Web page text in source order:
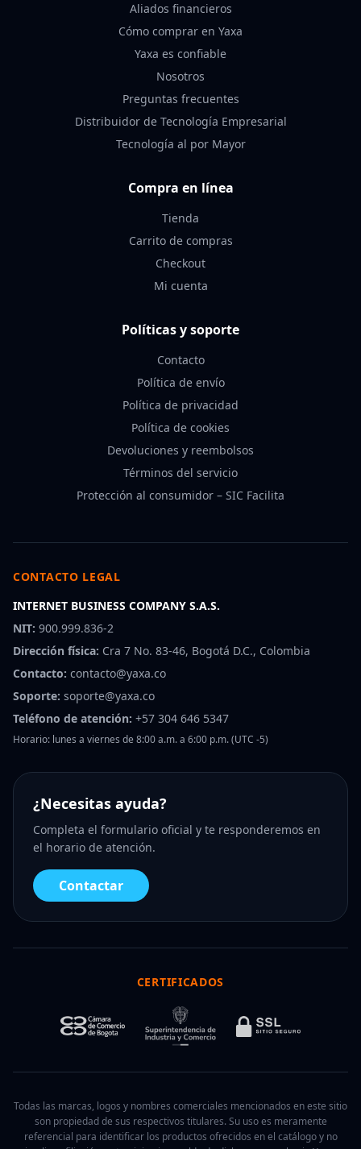
Aliados financieros
Cómo comprar en Yaxa
Yaxa es confiable
Nosotros
Preguntas frecuentes
Distribuidor de Tecnología Empresarial
Tecnología al por Mayor
Compra en línea
Tienda
Carrito de compras
Checkout
Mi cuenta
Políticas y soporte
Contacto
Política de envío
Política de privacidad
Política de cookies
Devoluciones y reembolsos
Términos del servicio
Protección al consumidor – SIC Facilita
CONTACTO LEGAL
INTERNET BUSINESS COMPANY S.A.S.
NIT: 900.999.836-2
Dirección física: Cra 7 No. 83-46, Bogotá D.C., Colombia
Contacto: contacto@yaxa.co
Soporte: soporte@yaxa.co
Teléfono de atención: +57 304 646 5347
Horario: lunes a viernes de 8:00 a.m. a 6:00 p.m. (UTC -5)
¿Necesitas ayuda?
Completa el formulario oficial y te responderemos en
el horario de atención.
Contactar
CERTIFICADOS
Todas las marcas, logos y nombres comerciales mencionados en este sitio
son propiedad de sus respectivos titulares. Su uso es meramente
referencial para identificar los productos ofrecidos en el catálogo y no